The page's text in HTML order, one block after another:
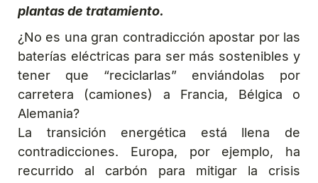
plantas de tratamiento.
¿No es una gran contradicción apostar por las
baterías eléctricas para ser más sostenibles y
tener que “reciclarlas” enviándolas por
carretera (camiones) a Francia, Bélgica o
Alemania?
La transición energética está llena de
contradicciones. Europa, por ejemplo, ha
recurrido al carbón para mitigar la crisis